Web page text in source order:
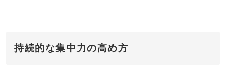
持続的な集中力の高め方